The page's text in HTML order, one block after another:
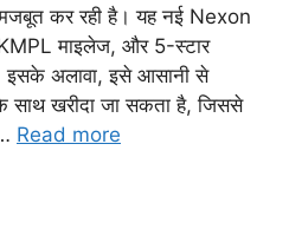
कर रही है। यह नई Nexon
माइलेज, और 5-स्टार
इसके अलावा, इसे आसानी से
खरीदा जा सकता है, जिससे
Read more